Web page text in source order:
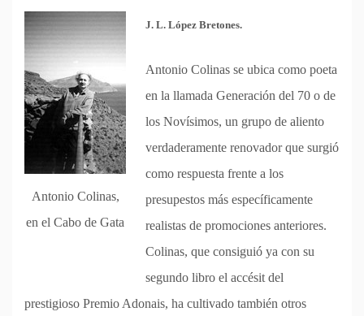
Antonio Colinas,
en el Cabo de Gata
J. L. López Bretones.
Antonio Colinas se ubica como poeta
en la llamada Generación del 70 o de
los Novísimos, un grupo de aliento
verdaderamente renovador que surgió
como respuesta frente a los
presupestos más específicamente
realistas de promociones anteriores.
Colinas, que consiguió ya con su
segundo libro el accésit del
prestigioso Premio Adonais, ha cultivado también otros